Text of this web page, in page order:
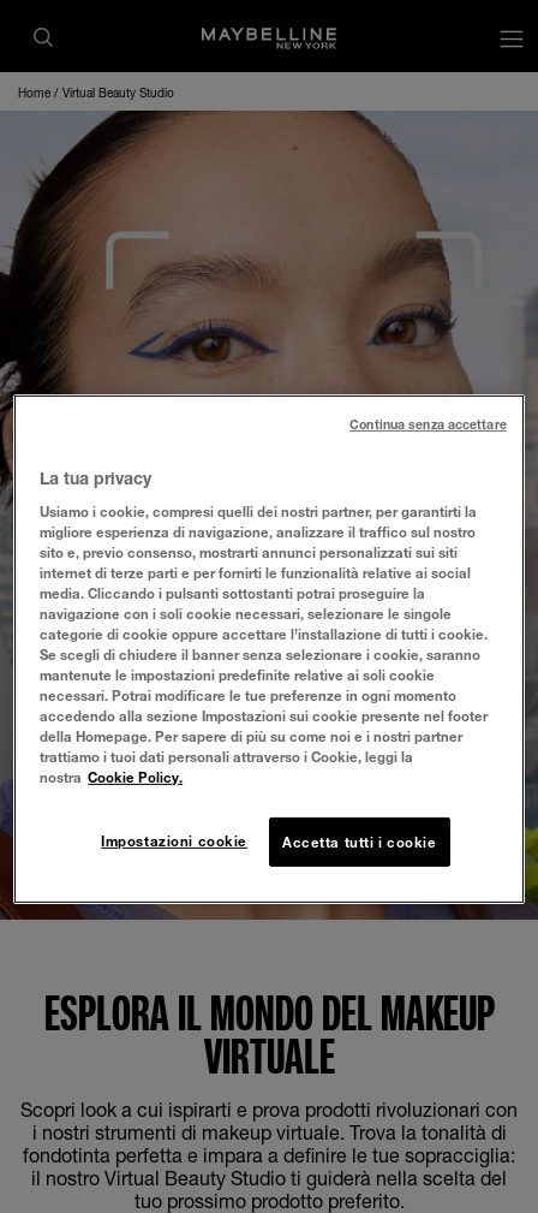
Home Virtual Beauty Studio
VIRTUAL BEAUTY
STUDIO
ESPLORA IL MONDO DEL MAKEUP
VIRTUALE
Scopri look a cui ispirarti e prova prodotti rivoluzionari con
i nostri strumenti di makeup virtuale. Trova la tonalità di
fondotinta perfetta e impara a definire le tue sopracciglia:
il nostro Virtual Beauty Studio ti guiderà nella scelta del
tuo prossimo prodotto preferito.
La tua privacy
Usiamo i cookie, compresi quelli dei nostri partner, per garantirti la
migliore esperienza di navigazione, analizzare il traffico sul nostro
sito e, previo consenso, mostrarti annunci personalizzati sui siti
internet di terze parti e per fornirti le funzionalità relative ai social
media. Cliccando i pulsanti sottostanti potrai proseguire la
navigazione con i soli cookie necessari, selezionare le singole
categorie di cookie oppure accettare l’installazione di tutti i cookie.
Se scegli di chiudere il banner senza selezionare i cookie, saranno
mantenute le impostazioni predefinite relative ai soli cookie
necessari. Potrai modificare le tue preferenze in ogni momento
accedendo alla sezione Impostazioni sui cookie presente nel footer
della Homepage. Per sapere di più su come noi e i nostri partner
trattiamo i tuoi dati personali attraverso i Cookie, leggi la
nostra Cookie Policy.
Impostazioni cookie Accetta tutti i cookie
Continua senza accettare